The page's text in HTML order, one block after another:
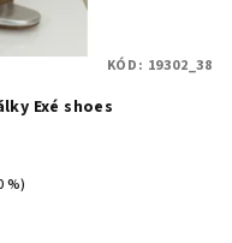
Exé shoes
%)
KÓD: 19302_38